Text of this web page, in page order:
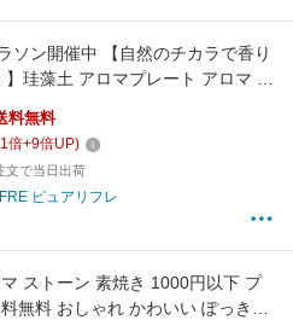
ソン開催中 【自然のチカラで香り
】珪藻土 アロマプレート アロマ ア
おしゃれ 国産 日本製 インテリア
スク 枕元 トイレ 天然木 ウッドブ
ディフューザー 水なし 精油 ギフ
料無料
1倍+9倍UP)
文で当日出荷
ピュアリフレ
ストーン 素焼き 1000円以下 プ
無料 おしゃれ かわいい ぽっきり